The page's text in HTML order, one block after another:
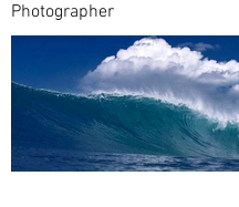
Photographer